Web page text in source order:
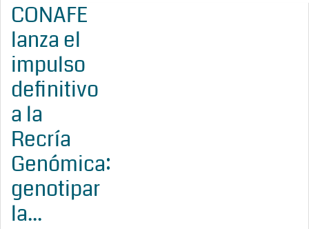
CONAFE
lanza el
impulso
definitivo
a la
Recría
Genómica:
genotipar
la...